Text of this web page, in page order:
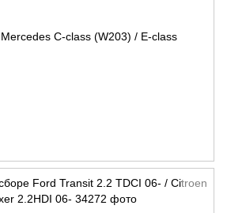
C-class (W203) / E-class